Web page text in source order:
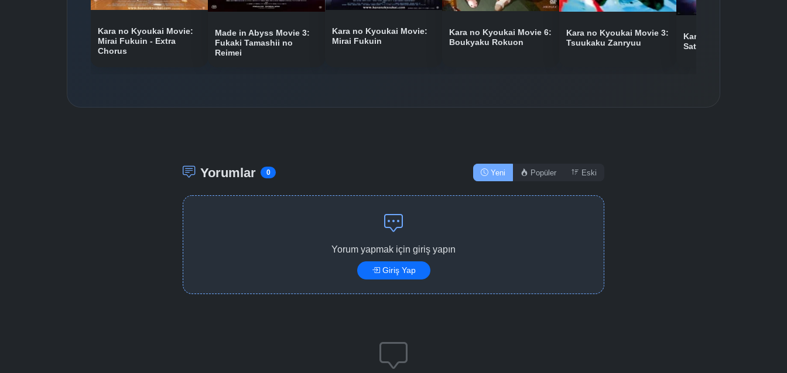
Kara no Kyoukai Movie:
Mirai Fukuin - Extra
Chorus
Made in Abyss Movie 3:
Fukaki Tamashii no
Reimei
Kara no Kyoukai Movie:
Mirai Fukuin
Kara no Kyoukai Movie 6:
Boukyaku Rokuon
Kara no Kyoukai Movie 3:
Tsuukaku Zanryuu
Kara no Kyoukai Movie 7:
Satsujin Kousatsu (Go)
Yorumlar 0 Yeni Popüler Eski
Yorum yapmak için giriş yapın
Giriş Yap